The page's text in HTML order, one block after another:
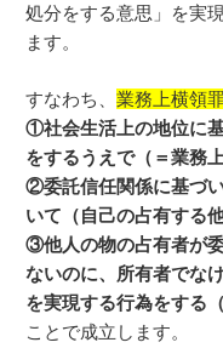
処分をする意思」を実
ます。
すなわち、業務上横領
①社会生活上の地位に
をするうえで（＝業務上
②委託信任関係に基づ
いて（自己の占有する
③他人の物の占有者が
ないのに、所有者でな
を実現する行為をする
ことで成立します。